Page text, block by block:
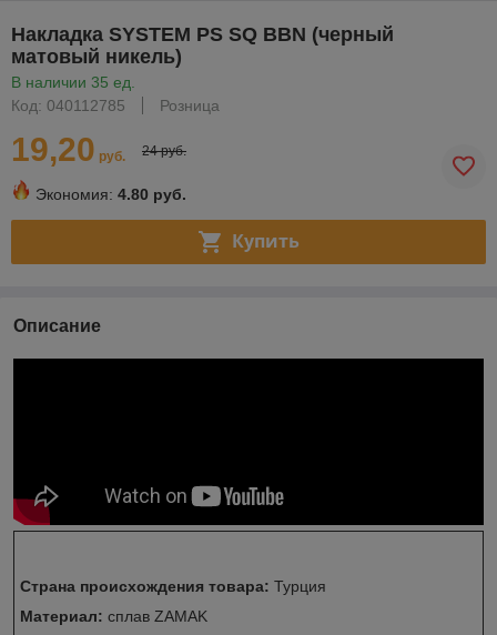
Накладка SYSTEM PS SQ BBN (черный
матовый никель)
В наличии 35 ед.
Код: 040112785
Розница
19,20 руб. 24 руб.
Экономия: 4.80 руб.
Купить
Описание
Страна происхождения товара: Турция
Материал: сплав ZAMAK